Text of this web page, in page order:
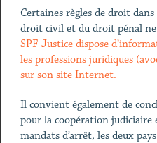
Certaines règles de droit
droit civil et du droit pénal ne
SPF Justice dispose
les professions juridiques
sur son site Internet.
Il convient également de
pour la coopération judiciaire
mandats d’arrêt, les deux